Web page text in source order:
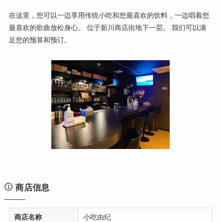
在这里，您可以一边享用传统小吃和您最喜欢的饮料，一边唱着您
最喜欢的歌曲放松身心。 位于新川商店街地下一层。 我们可以满
足您的预算和预订。
商店信息
商店名称 小吃由纪